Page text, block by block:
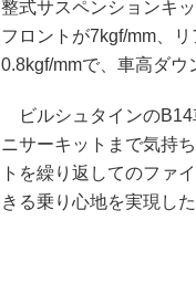
整式サスペンションキ
フロントが7kgf/mm、
0.8kgf/mmで、車高ダウ
ビルシュタインのB14
ニサーキットまで気持
トを繰り返してのファ
きる乗り心地を実現し